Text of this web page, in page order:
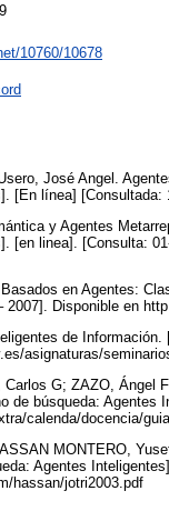
10760/10678
José Angel.
[En línea]
y Agentes
[en linea]. [Consulta:
en Agentes:
2007]. Disponible en
de
asignaturas/
G; ZAZO, Ángel
de búsqueda:
calenda/docencia/
MONTERO,
Agentes
hassan/jotri2003.pdf